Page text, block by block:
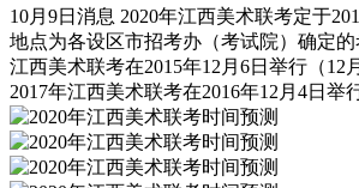
10月9日消息 2020年江西美术联考定于
地点为各设区市招考办（考试院）确定
江西美术联考在2015年12月6日举行（12
2017年江西美术联考在2016年12月4日举